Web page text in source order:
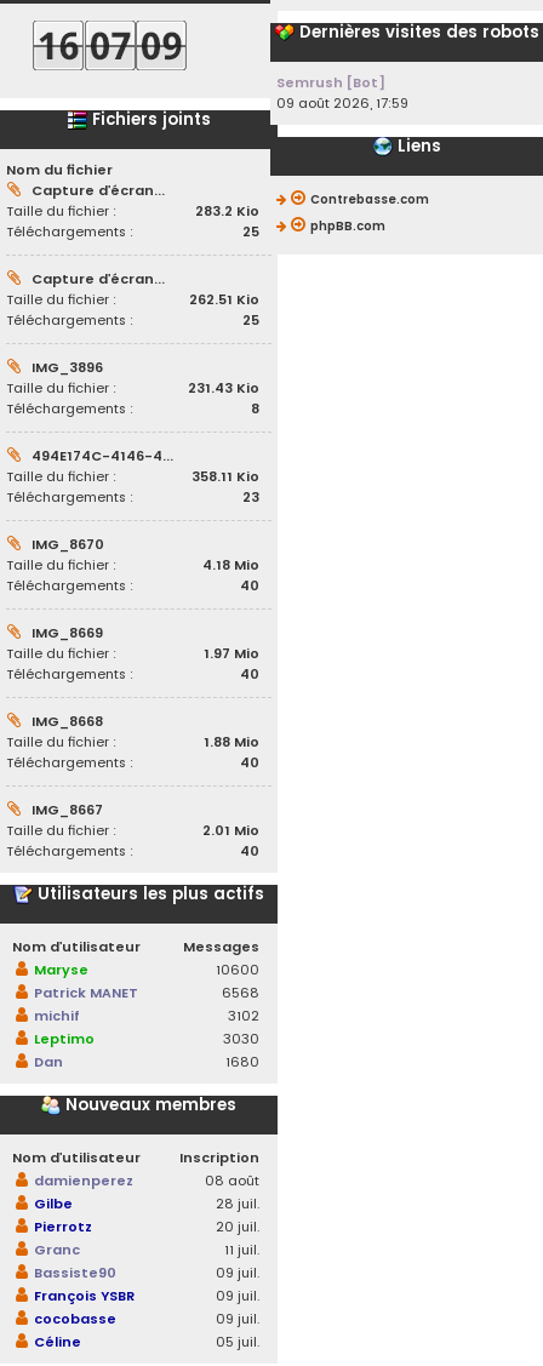
Fichiers joints
Nom du fichier
Capture d’écran...
Taille du fichier :
283.2 Kio
Téléchargements :
25
Capture d’écran...
Taille du fichier :
262.51 Kio
Téléchargements :
25
IMG_3896
Taille du fichier :
231.43 Kio
Téléchargements :
8
494E174C-4146-4...
Taille du fichier :
358.11 Kio
Téléchargements :
23
IMG_8670
Taille du fichier :
4.18 Mio
Téléchargements :
40
IMG_8669
Taille du fichier :
1.97 Mio
Téléchargements :
40
IMG_8668
Taille du fichier :
1.88 Mio
Téléchargements :
40
IMG_8667
Taille du fichier :
2.01 Mio
Téléchargements :
40
Utilisateurs les plus actifs
Nom d’utilisateur
Messages
Maryse
10600
Patrick MANET
6568
michif
3102
Leptimo
3030
Dan
1680
Nouveaux membres
Nom d’utilisateur
Inscription
damienperez
08 août
Gilbe
28 juil.
Pierrotz
20 juil.
Granc
11 juil.
Bassiste90
09 juil.
François YSBR
09 juil.
cocobasse
09 juil.
Céline
05 juil.
Dernières visites des robots
Semrush [Bot]
09 août 2026, 17:59
Liens
Contrebasse.com
phpBB.com